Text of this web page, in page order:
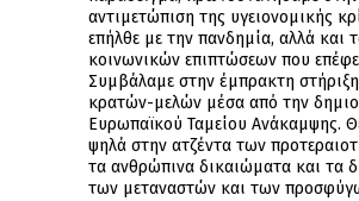
αντιμετώπιση της υγειονομικής
επήλθε με την πανδημία, αλλά και
κοινωνικών επιπτώσεων που
Συμβάλαμε στην έμπρακτη
κρατών-μελών μέσα από την
Ευρωπαϊκού Ταμείου Ανάκαμψης.
ψηλά στην ατζέντα των
τα ανθρώπινα δικαιώματα και τα
των μεταναστών και των